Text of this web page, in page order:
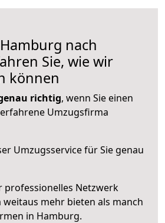
nach
Sie, wie wir
können
richtig, wenn Sie einen
Umzugsfirma
Umzugsservice für Sie genau
professionelles Netzwerk
mehr bieten als manch
in Hamburg.